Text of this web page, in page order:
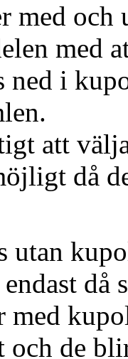
med och
med
ned i
att
då
då
med
och de